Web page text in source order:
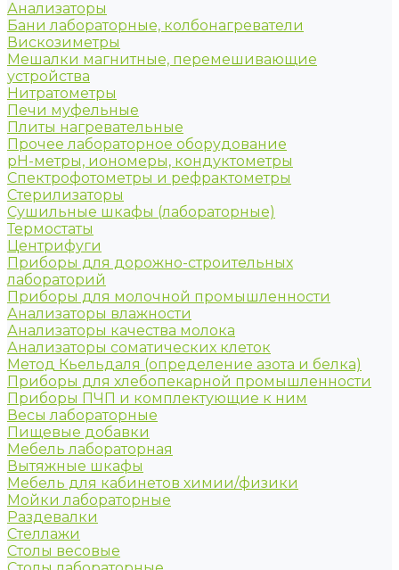
Анализаторы
Бани лабораторные, колбонагреватели
Вискозиметры
Мешалки магнитные, перемешивающие
устройства
Нитратометры
Печи муфельные
Плиты нагревательные
Прочее лабораторное оборудование
рН-метры, иономеры, кондуктометры
Спектрофотометры и рефрактометры
Стерилизаторы
Сушильные шкафы (лабораторные)
Термостаты
Центрифуги
Приборы для дорожно-строительных
лабораторий
Приборы для молочной промышленности
Анализаторы влажности
Анализаторы качества молока
Анализаторы соматических клеток
Метод Кьельдаля (определение азота и белка)
Приборы для хлебопекарной промышленности
Приборы ПЧП и комплектующие к ним
Весы лабораторные
Пищевые добавки
Мебель лабораторная
Вытяжные шкафы
Мебель для кабинетов химии/физики
Мойки лабораторные
Раздевалки
Стеллажи
Столы весовые